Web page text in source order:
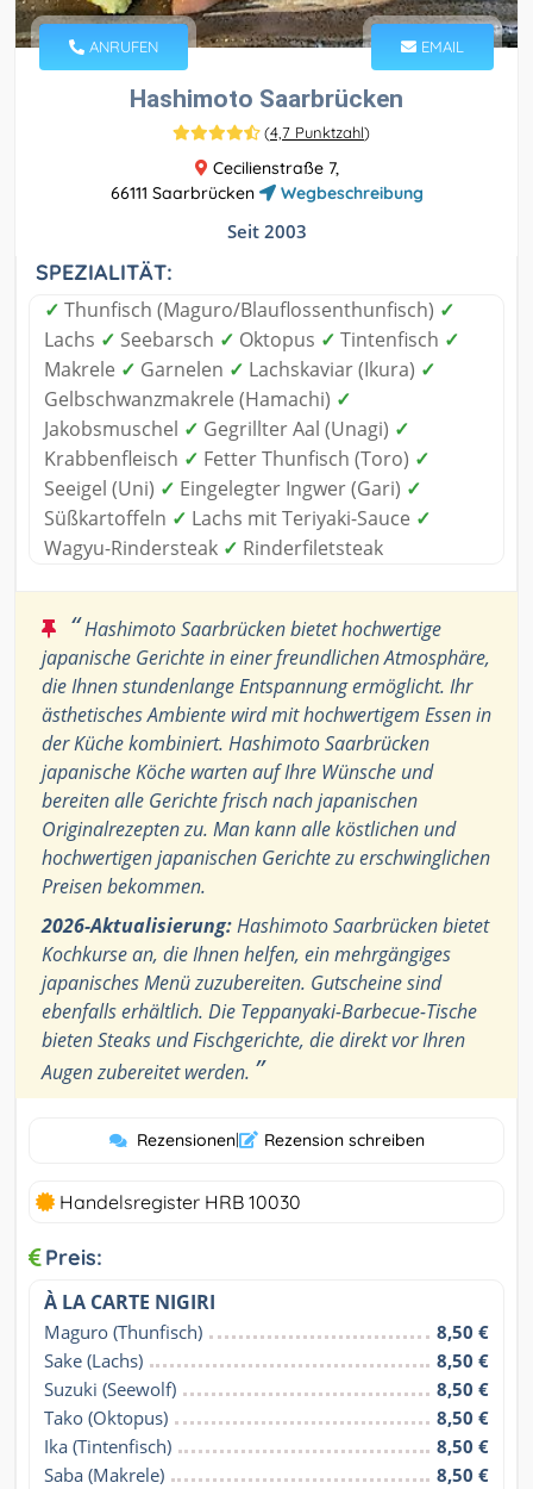
ANRUFEN EMAIL
Hashimoto Saarbrücken
(4,7 Punktzahl)
Cecilienstraße 7,
66111 Saarbrücken
Wegbeschreibung
Seit 2003
SPEZIALITÄT:
✓ Thunfisch (Maguro/Blauflossenthunfisch) ✓
Lachs ✓ Seebarsch ✓ Oktopus ✓ Tintenfisch ✓
Makrele ✓ Garnelen ✓ Lachskaviar (Ikura) ✓
Gelbschwanzmakrele (Hamachi) ✓
Jakobsmuschel ✓ Gegrillter Aal (Unagi) ✓
Krabbenfleisch ✓ Fetter Thunfisch (Toro) ✓
Seeigel (Uni) ✓ Eingelegter Ingwer (Gari) ✓
Süßkartoffeln ✓ Lachs mit Teriyaki-Sauce ✓
Wagyu-Rindersteak ✓ Rinderfiletsteak
“Hashimoto Saarbrücken bietet hochwertige
japanische Gerichte in einer freundlichen Atmosphäre,
die Ihnen stundenlange Entspannung ermöglicht. Ihr
ästhetisches Ambiente wird mit hochwertigem Essen in
der Küche kombiniert. Hashimoto Saarbrücken
japanische Köche warten auf Ihre Wünsche und
bereiten alle Gerichte frisch nach japanischen
Originalrezepten zu. Man kann alle köstlichen und
hochwertigen japanischen Gerichte zu erschwinglichen
Preisen bekommen.
2026-Aktualisierung:Hashimoto Saarbrücken bietet
Kochkurse an, die Ihnen helfen, ein mehrgängiges
japanisches Menü zuzubereiten. Gutscheine sind
ebenfalls erhältlich. Die Teppanyaki-Barbecue-Tische
bieten Steaks und Fischgerichte, die direkt vor Ihren
Augen zubereitet werden. ”
Rezensionen| Rezension schreiben
Handelsregister HRB 10030
Preis:
À LA CARTE NIGIRI
Maguro (Thunfisch)
8,50 €
Sake (Lachs)
8,50 €
Suzuki (Seewolf)
8,50 €
Tako (Oktopus)
8,50 €
Ika (Tintenfisch)
8,50 €
Saba (Makrele)
8,50 €